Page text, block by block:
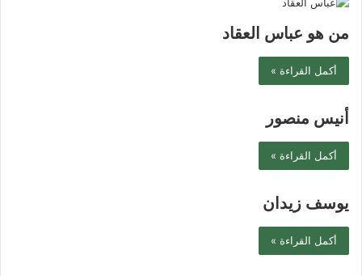
من هو عباس العقاد
أكمل القراءة »
أنيس منصور
أكمل القراءة »
يوسف زيدان
أكمل القراءة »